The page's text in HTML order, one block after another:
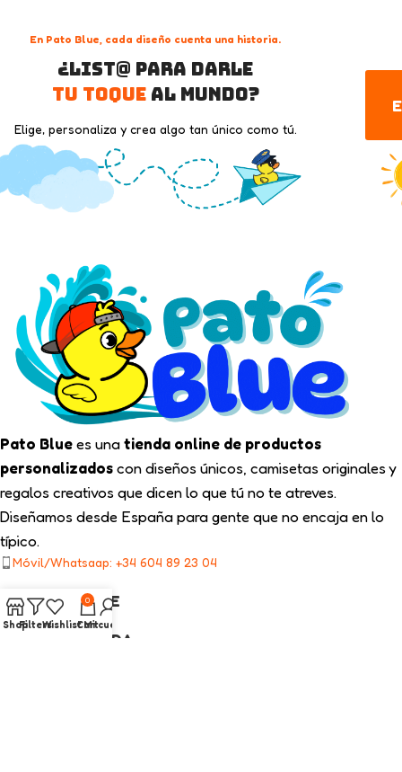
En Pato Blue, cada diseño cuenta una historia.
¿List@ para darle
tu toqueal mundo?
Elige, personaliza y crea algo tan único como tú.
Pato Bluees unatienda online de productos
personalizadoscon diseños únicos, camisetas originales y
regalos creativos que dicen lo que tú no te atreves.
Diseñamos desde España para gente que no encaja en lo
típico.
Móvil/Whatsaap: +34 604 89 23 04
TIPS PATO BLUE
NUESTRA TIENDA
ShopFiltersWishlist
0
Cart
Mi cuenta